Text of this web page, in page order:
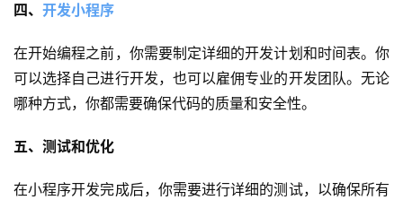
页
关
四、 开发小程序
在开始编程之前，你需要制定详细的开发计划和时间表。你
可以选择自己进行开发，也可以雇佣专业的开发团队。无论
哪种方式，你都需要确保代码的质量和安全性。
五、测试和优化
在小程序开发完成后，你需要进行详细的测试，以确保所有